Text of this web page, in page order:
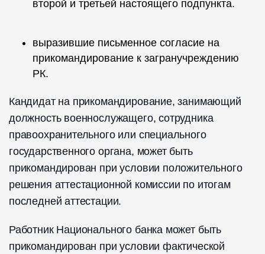
второй и третьей настоящего подпункта.
выразившие письменное согласие на
прикомандирование к загранучреждению
РК.
Кандидат на прикомандирование, занимающий
должность военнослужащего, сотрудника
правоохранительного или специального
государственного органа, может быть
прикомандирован при условии положительного
решения аттестационной комиссии по итогам
последней аттестации.
Работник Национального банка может быть
прикомандирован при условии фактической